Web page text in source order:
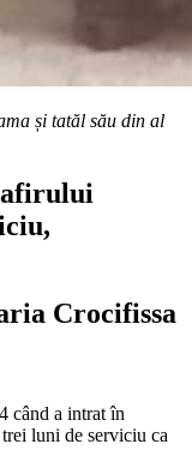
și tatăl său din al
Crocifissa
când a intrat în
luni de serviciu ca